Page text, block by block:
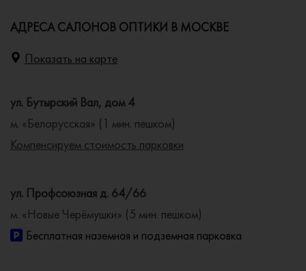
АДРЕСА САЛОНОВ ОПТИКИ В МОСКВЕ
Показать на карте
ул. Бутырский Вал, дом 4
м. «Белорусская» (1 мин. пешком)
Компенсируем стоимость парковки
ул. Профсоюзная д. 64/66
м. «Новые Черёмушки» (5 мин. пешком)
Бесплатная наземная и подземная парковка